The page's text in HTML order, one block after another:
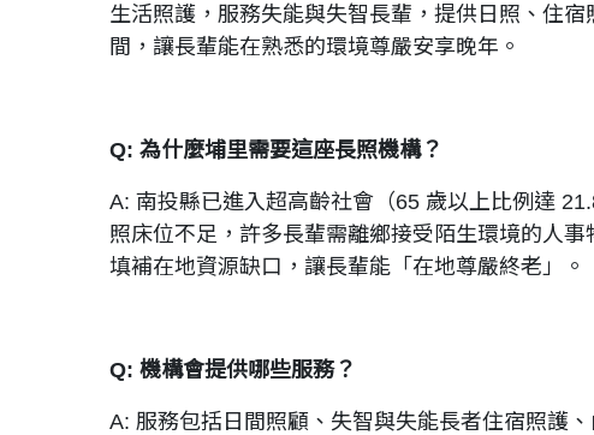
生活照護，服務失能與失智長輩，提供日照、住宿
間，讓長輩能在熟悉的環境尊嚴安享晚年。
Q: 為什麼埔里需要這座長照機構？
A: 南投縣已進入超高齡社會（65 歲以上比例達
照床位不足，許多長輩需離鄉接受陌生環境的人
填補在地資源缺口，讓長輩能「在地尊嚴終老」。
Q: 機構會提供哪些服務？
A: 服務包括日間照顧、失智與失能長者住宿照護